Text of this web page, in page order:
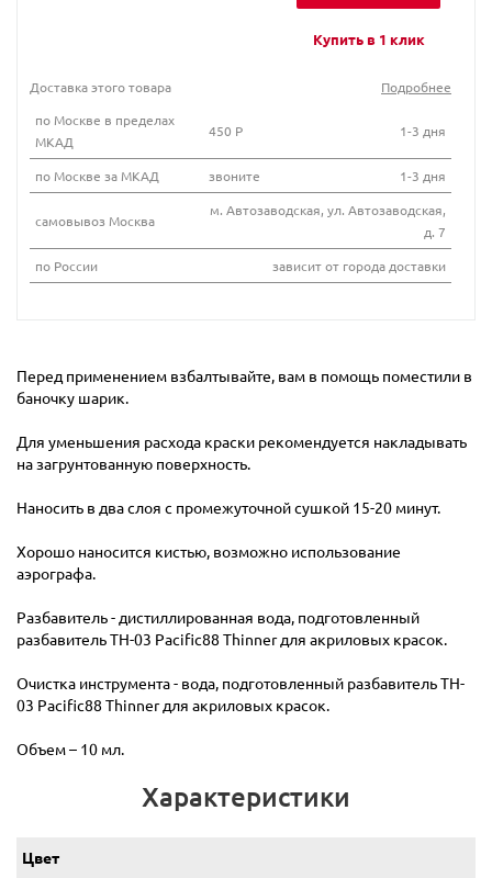
Купить в 1 клик
Доставка этого товара
Подробнее
по Москве в пределах
МКАД
450 Р 1-3 дня
по Москве за МКАД звоните 1-3 дня
самовывоз Москва
м. Автозаводская, ул. Автозаводская,
д. 7
по России
зависит от города доставки
Перед применением взбалтывайте, вам в помощь поместили в
баночку шарик.
Для уменьшения расхода краски рекомендуется накладывать
на загрунтованную поверхность.
Наносить в два слоя с промежуточной сушкой 15-20 минут.
Хорошо наносится кистью, возможно использование
аэрографа.
Разбавитель - дистиллированная вода, подготовленный
разбавитель TH-03 Pacific88 Thinner для акриловых красок.
Очистка инструмента - вода, подготовленный разбавитель TH-
03 Pacific88 Thinner для акриловых красок.
Объем – 10 мл.
Характеристики
Цвет